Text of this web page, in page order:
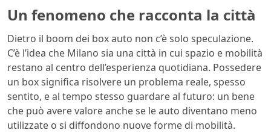
Un fenomeno che racconta la città
Dietro il boom dei box auto non c’è solo speculazione.
C’è l’idea che Milano sia una città in cui spazio e mobilità
restano al centro dell’esperienza quotidiana. Possedere
un box significa risolvere un problema reale, spesso
sentito, e al tempo stesso guardare al futuro: un bene
che può avere valore anche se le auto diventano meno
utilizzate o si diffondono nuove forme di mobilità.